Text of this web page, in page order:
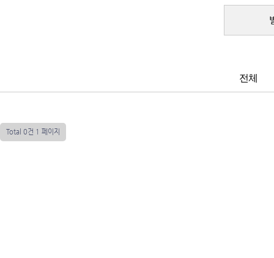
전체
Total 0건 1 페이지